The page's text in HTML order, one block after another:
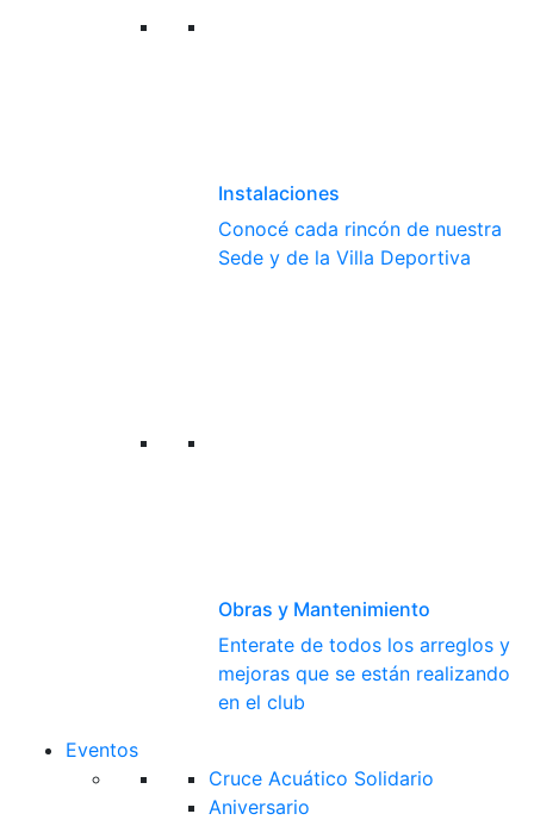
Instalaciones
Conocé cada rincón de nuestra
Sede y de la Villa Deportiva
Obras y Mantenimiento
Enterate de todos los arreglos y
mejoras que se están realizando
en el club
Eventos
Cruce Acuático Solidario
Aniversario